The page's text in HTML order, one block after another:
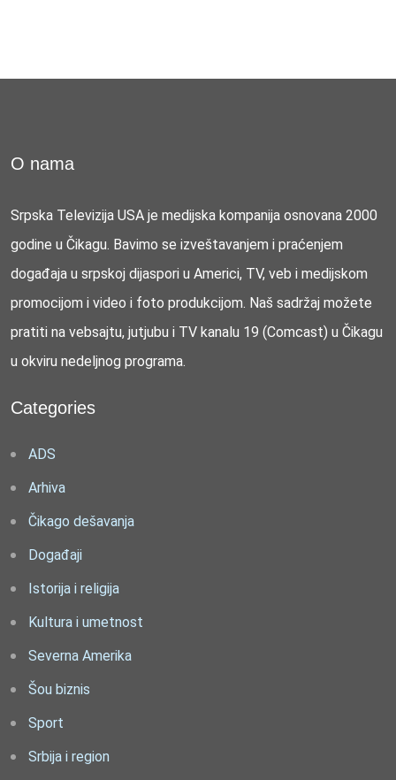
O nama
Srpska Televizija USA je medijska kompanija osnovana 2000
godine u Čikagu. Bavimo se izveštavanjem i praćenjem
događaja u srpskoj dijaspori u Americi, TV, veb i medijskom
promocijom i video i foto produkcijom. Naš sadržaj možete
pratiti na vebsajtu, jutjubu i TV kanalu 19 (Comcast) u Čikagu
u okviru nedeljnog programa.
Categories
ADS
Arhiva
Čikago dešavanja
Događaji
Istorija i religija
Kultura i umetnost
Severna Amerika
Šou biznis
Sport
Srbija i region